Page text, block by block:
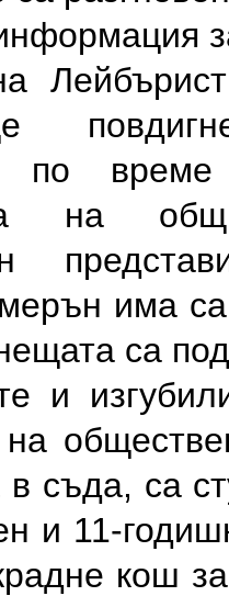
по
на
има
са
и
на
в съда, са
и 11-
кош